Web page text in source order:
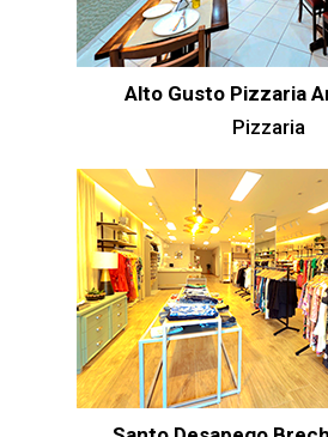
Alto Gusto Pizzaria
Pizzaria